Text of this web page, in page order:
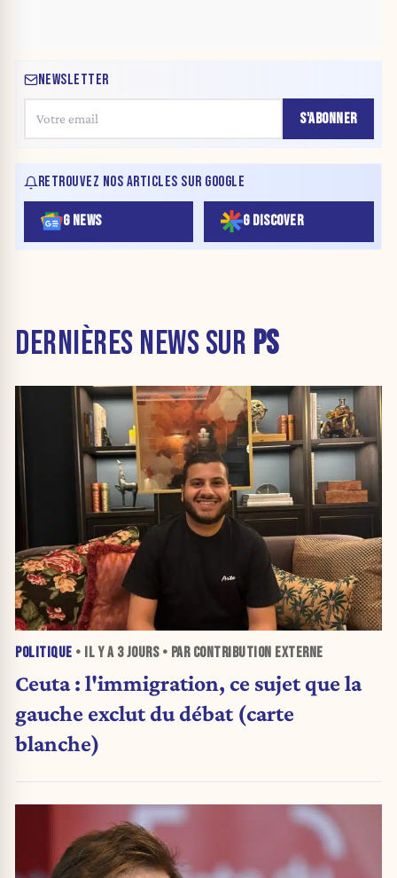
NEWSLETTER
S'ABONNER
RETROUVEZ NOS ARTICLES SUR GOOGLE
G NEWS G DISCOVER
DERNIÈRES NEWS SUR PS
POLITIQUE • IL Y A 3 JOURS• PAR CONTRIBUTION EXTERNE
Ceuta : l'immigration, ce sujet que la
gauche exclut du débat (carte
blanche)